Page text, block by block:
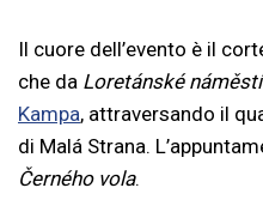
Il cuore dell’evento è il
che da Loretánské náměstí
Kampa, attraversando il
di Malá Strana.
Černého vola.